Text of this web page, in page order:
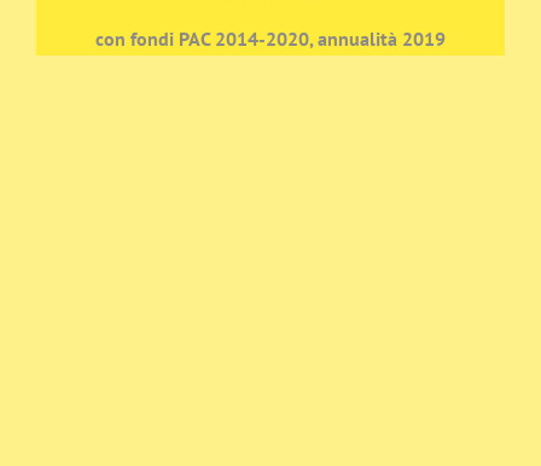
con fondi PAC 2014-2020, annualità 2019